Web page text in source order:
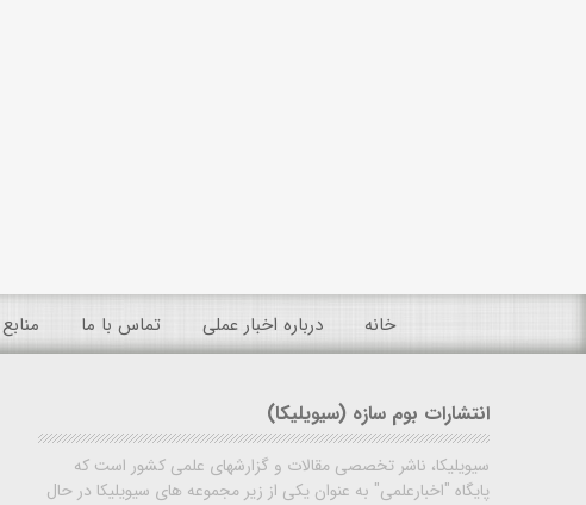
خانه درباره اخبار عملی تماس با ما منابع
انتشارات بوم سازه (سیویلیکا)
سیویلیکا، ناشر تخصصی مقالات و گزارشهای علمی کشور است که
پایگاه "اخبارعلمی" به عنوان یکی از زیر مجموعه های سیویلیکا در حال